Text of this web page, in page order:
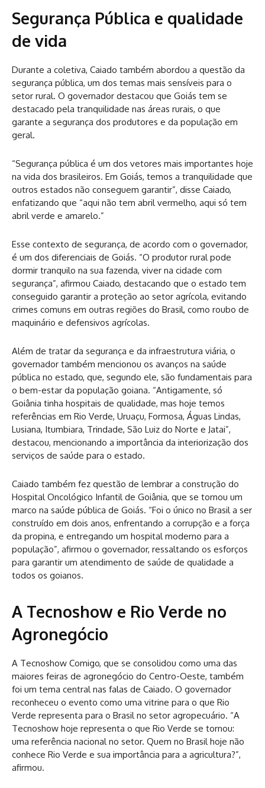
Segurança Pública e qualidade
de vida
Durante a coletiva, Caiado também abordou a questão da
segurança pública, um dos temas mais sensíveis para o
setor rural. O governador destacou que Goiás tem se
destacado pela tranquilidade nas áreas rurais, o que
garante a segurança dos produtores e da população em
geral.
“Segurança pública é um dos vetores mais importantes hoje
na vida dos brasileiros. Em Goiás, temos a tranquilidade que
outros estados não conseguem garantir”, disse Caiado,
enfatizando que “aqui não tem abril vermelho, aqui só tem
abril verde e amarelo.”
Esse contexto de segurança, de acordo com o governador,
é um dos diferenciais de Goiás. “O produtor rural pode
dormir tranquilo na sua fazenda, viver na cidade com
segurança”, afirmou Caiado, destacando que o estado tem
conseguido garantir a proteção ao setor agrícola, evitando
crimes comuns em outras regiões do Brasil, como roubo de
maquinário e defensivos agrícolas.
Além de tratar da segurança e da infraestrutura viária, o
governador também mencionou os avanços na saúde
pública no estado, que, segundo ele, são fundamentais para
o bem-estar da população goiana. “Antigamente, só
Goiânia tinha hospitais de qualidade, mas hoje temos
referências em Rio Verde, Uruaçu, Formosa, Águas Lindas,
Lusiana, Itumbiara, Trindade, São Luiz do Norte e Jatai”,
destacou, mencionando a importância da interiorização dos
serviços de saúde para o estado.
Caiado também fez questão de lembrar a construção do
Hospital Oncológico Infantil de Goiânia, que se tornou um
marco na saúde pública de Goiás. “Foi o único no Brasil a ser
construído em dois anos, enfrentando a corrupção e a força
da propina, e entregando um hospital moderno para a
população”, afirmou o governador, ressaltando os esforços
para garantir um atendimento de saúde de qualidade a
todos os goianos.
A Tecnoshow e Rio Verde no
Agronegócio
A Tecnoshow Comigo, que se consolidou como uma das
maiores feiras de agronegócio do Centro-Oeste, também
foi um tema central nas falas de Caiado. O governador
reconheceu o evento como uma vitrine para o que Rio
Verde representa para o Brasil no setor agropecuário. “A
Tecnoshow hoje representa o que Rio Verde se tornou:
uma referência nacional no setor. Quem no Brasil hoje não
conhece Rio Verde e sua importância para a agricultura?”,
afirmou.